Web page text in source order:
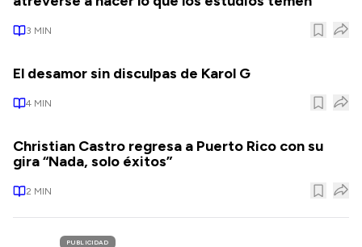
3 MIN
El desamor sin disculpas de Karol G
4 MIN
Christian Castro regresa a Puerto Rico con su
gira “Nada, solo éxitos”
2 MIN
PUBLICIDAD